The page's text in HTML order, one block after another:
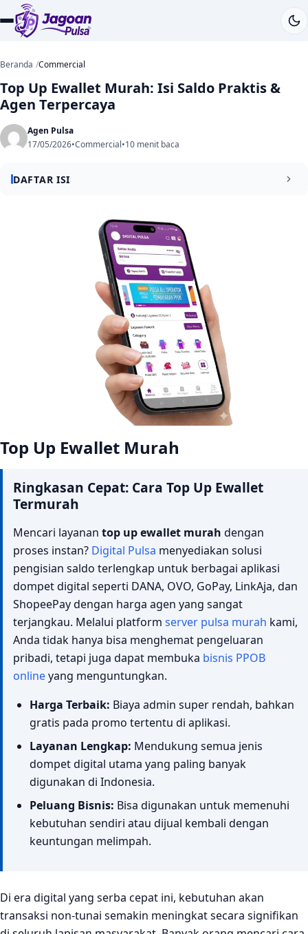
Beranda Commercial
Top Up Ewallet Murah: Isi Saldo Praktis &
Agen Terpercaya
Agen Pulsa
17/05/2026•Commercial•10 menit baca
DAFTAR ISI
Top Up Ewallet Murah
Ringkasan Cepat: Cara Top Up Ewallet Termurah
Apa Itu Top Up Ewallet dan Mengapa Harus Memilih yang
Jenis Ewallet Populer yang Sering Digunakan di Indonesia
Keuntungan Melakukan Isi Saldo Ewallet Murah Melalui
1. Hemat Pengeluaran Bulanan Secara Nyata
2. Proses Transaksi Super Cepat dan Otomatis
3. Peluang Bisnis Sampingan yang Menjanjikan
4. Satu Saldo untuk Semua Produk Digital
Tips Memilih Layanan Top Up Ewallet Terpercaya
Murah?
Cara Mudah Daftar Menjadi Agen Digital Pulsa
FAQ: Pertanyaan Seputar Top Up Ewallet Murah
Apakah ada biaya admin tersembunyi saat isi saldo
ewallet murah?
Berapa nominal minimum untuk melakukan top up
ewallet murah?
non-stop?
Bagaimana jika transaksi top up mengalami kendala
atau keterlambatan masuk?
Apakah aplikasi ini aman digunakan untuk jangka
panjang?
Kesimpulan: Solusi Hemat Transaksi Digital Anda Bersama
Digital Pulsa
Siap Memulai Bisnis Digital dan Menghemat
Top Up Ewallet Murah
Ringkasan Cepat: Cara Top Up Ewallet
Termurah
Mencari layanan top up ewallet murah dengan
proses instan? Digital Pulsa menyediakan solusi
pengisian saldo terlengkap untuk berbagai aplikasi
dompet digital seperti DANA, OVO, GoPay, LinkAja, dan
ShopeePay dengan harga agen yang sangat
terjangkau. Melalui platform server pulsa murah kami,
Anda tidak hanya bisa menghemat pengeluaran
pribadi, tetapi juga dapat membuka bisnis PPOB
onlineyang menguntungkan.
Harga Terbaik: Biaya admin super rendah, bahkan
gratis pada promo tertentu di aplikasi.
Layanan Lengkap: Mendukung semua jenis
dompet digital utama yang paling banyak
digunakan di Indonesia.
Peluang Bisnis: Bisa digunakan untuk memenuhi
kebutuhan sendiri atau dijual kembali dengan
keuntungan melimpah.
Di era digital yang serba cepat ini, kebutuhan akan
transaksi non-tunai semakin meningkat secara signifikan